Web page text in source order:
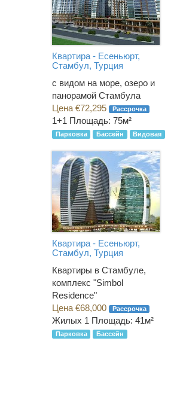
Квартира - Есеньюрт,
Стамбул, Турция
с видом на море, озеро и
панорамой Стамбула
Цена €72,295
Рассрочка
1+1 Площадь: 75м²
Парковка Бассейн Видовая
Квартира - Есеньюрт,
Стамбул, Турция
Квартиры в Стамбуле,
комплекс "Simbol
Residence"
Цена €68,000
Рассрочка
Жилых 1 Площадь: 41м²
Парковка Бассейн